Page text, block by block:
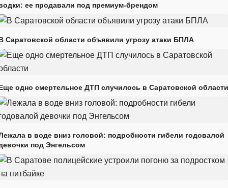
ее продавали под премиум-брендом
Саратовской области объявили угрозу атаки БПЛА
одно смертельное ДТП случилось в Саратовской области
в воде вниз головой: подробности гибели годовалой
под Энгельсом